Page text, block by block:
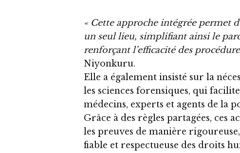
« Cette approche intégrée permet
un seul lieu, simplifiant ainsi le
renforçant l’efficacité des
Niyonkuru.
Elle a également insisté sur la
les sciences forensiques, qui
médecins, experts et agents de la
Grâce à des règles partagées, ces
les preuves de manière
fiable et respectueuse des droits